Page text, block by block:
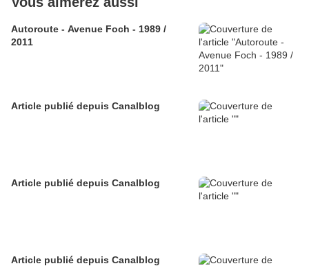
Autoroute - Avenue Foch - 1989 /
2011
Article publié depuis Canalblog
Article publié depuis Canalblog
Article publié depuis Canalblog